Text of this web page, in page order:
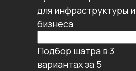
для инфраструктуры
бизнеса
Подбор шатра в 3
вариантах за 5